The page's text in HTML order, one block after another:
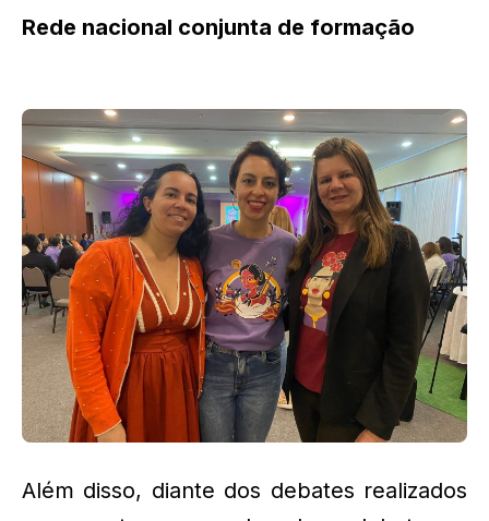
Rede nacional conjunta de formação
Além disso, diante dos debates realizados